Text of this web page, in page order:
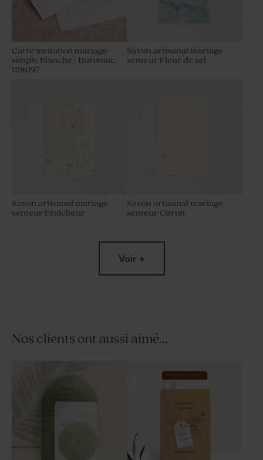
Carte invitation mariage
simple blanche | Buromac
128097
Savon artisanal mariage
senteur Fleur de sel
Savon artisanal mariage
senteur Fraîcheur
Savon artisanal mariage
senteur Citron
macramé
Voir +
Nos clients ont aussi aimé...